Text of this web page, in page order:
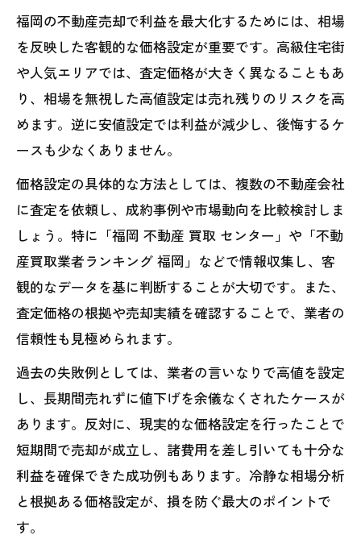
福岡の不動産売却で利益を最大化するためには、相場
を反映した客観的な価格設定が重要です。高級住宅街
や人気エリアでは、査定価格が大きく異なることもあ
り、相場を無視した高値設定は売れ残りのリスクを高
めます。逆に安値設定では利益が減少し、後悔するケ
ースも少なくありません。
価格設定の具体的な方法としては、複数の不動産会社
に査定を依頼し、成約事例や市場動向を比較検討しま
しょう。特に「福岡 不動産 買取 センター」や「不動
産買取業者ランキング 福岡」などで情報収集し、客
観的なデータを基に判断することが大切です。また、
査定価格の根拠や売却実績を確認することで、業者の
信頼性も見極められます。
過去の失敗例としては、業者の言いなりで高値を設定
し、長期間売れずに値下げを余儀なくされたケースが
あります。反対に、現実的な価格設定を行ったことで
短期間で売却が成立し、諸費用を差し引いても十分な
利益を確保できた成功例もあります。冷静な相場分析
と根拠ある価格設定が、損を防ぐ最大のポイントで
す。